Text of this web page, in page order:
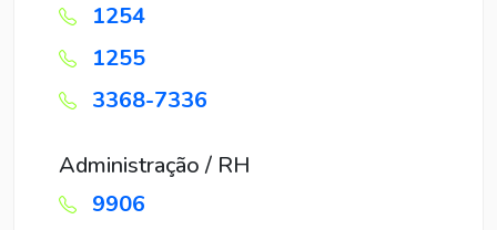
1254
1255
3368-7336
Administração / RH
9906